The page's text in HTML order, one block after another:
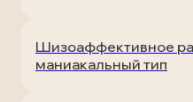
Шизоаффективное
маниакальный тип